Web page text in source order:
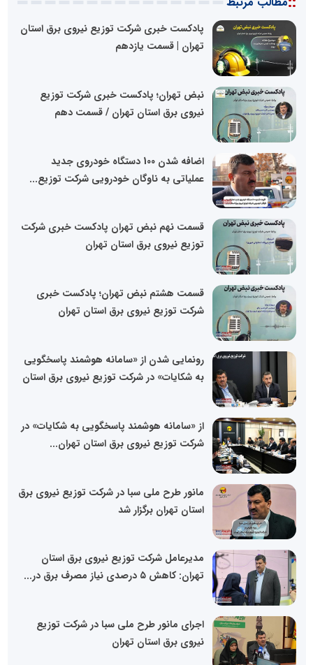
پادکست خبری شرکت توزیع نیروی برق استان
تهران | قسمت یازدهم
نبض تهران؛ پادکست خبری شرکت توزیع
نیروی برق استان تهران / قسمت دهم
اضافه شدن 100 دستگاه خودروی جدید
عملیاتی به ناوگان خودرویی شرکت توزیع...
قسمت نهم نبض تهران پادکست خبری شرکت
توزیع نیروی برق استان تهران
قسمت هشتم نبض تهران؛ پادکست خبری
شرکت توزیع نیروی برق استان تهران
رونمایی شدن از «سامانه هوشمند پاسخگویی
به شکایات» در شرکت توزیع نیروی برق استان
از «سامانه هوشمند پاسخگویی به شکایات» در
شرکت توزیع نیروی برق استان تهران...
مانور طرح ملی سبا در شرکت توزیع نیروی برق
استان تهران برگزار شد
مدیرعامل شرکت توزیع نیروی برق استان
تهران: کاهش ۵ درصدی نیاز مصرف برق در...
اجرای مانور طرح ملی سبا در شرکت توزیع
نیروی برق استان تهران